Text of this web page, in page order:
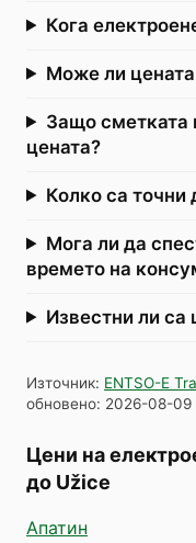
Кога
Може ли
Защо сметката
цената?
Колко са точни
Мога ли да
времето на
Известни ли са
Източник: ENTSO-E
обновено: 2026-08-09
Цени на
до Užice
Апатин